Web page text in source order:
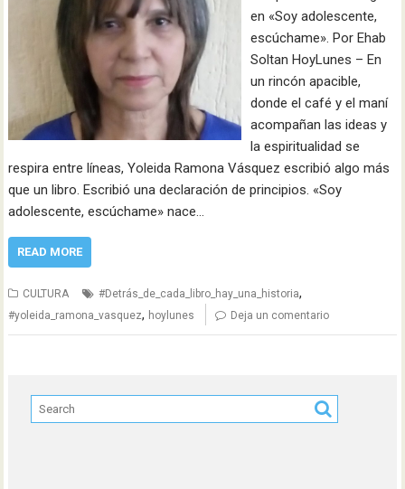
en «Soy adolescente,
escúchame». Por Ehab
Soltan HoyLunes – En
un rincón apacible,
donde el café y el maní
acompañan las ideas y
la espiritualidad se
respira entre líneas, Yoleida Ramona Vásquez escribió algo más
que un libro. Escribió una declaración de principios. «Soy
adolescente, escúchame» nace…
READ MORE
CULTURA #Detrás_de_cada_libro_hay_una_historia,
#yoleida_ramona_vasquez, hoylunes Deja un comentario